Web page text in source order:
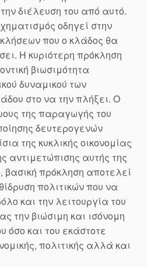
διέλευση του από αυτό.
οδηγεί στην
που ο κλάδος θα
Η κυριότερη πρόκληση
βιωσιμότητα
δυναμικού των
στο να την πλήξει. Ο
της παραγωγής του
δευτερογενών
της κυκλικής οικονομίας
αντιμετώπισης αυτής της
πρόκληση αποτελεί
πολιτικών που να
και την λειτουργία του
την βιώσιμη και ισόνομη
όσο και του εκάστοτε
πολιτικής αλλά και